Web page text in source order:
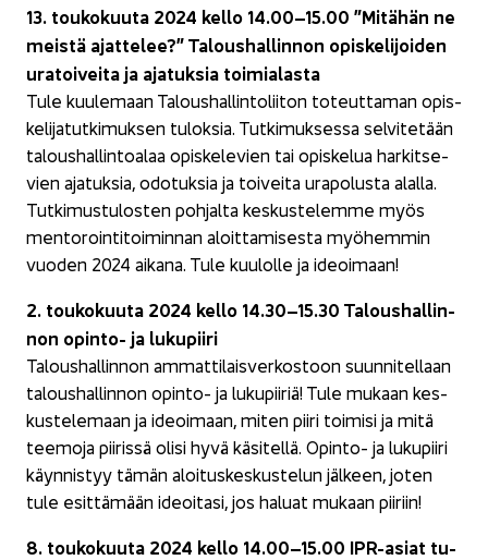
13. tou­ko­kuu­ta 2024 kello 14.00–15.00 ”Mi­tä­hän ne
meis­tä ajat­te­lee?” Ta­lous­hal­lin­non opis­ke­li­joi­den
ura­toi­vei­ta ja aja­tuk­sia toi­mia­las­ta
Tule kuu­le­maan Ta­lous­hal­lin­to­lii­ton to­teut­ta­man opis­
ke­li­ja­tut­ki­muk­sen tu­lok­sia. Tut­ki­muk­ses­sa sel­vi­te­tään
ta­lous­hal­lin­toa­laa opis­ke­le­vien tai opis­ke­lua har­kit­se­
vien aja­tuk­sia, odo­tuk­sia ja toi­vei­ta ura­po­lus­ta alal­la.
Tut­ki­mus­tu­los­ten poh­jal­ta kes­kus­te­lem­me myös
men­to­roin­ti­toi­min­nan aloit­ta­mi­ses­ta myö­hem­min
vuo­den 2024 ai­ka­na. Tule kuu­lol­le ja ideoi­maan!
2. tou­ko­kuu­ta 2024 kello 14.30–15.30 Ta­lous­hal­lin­
non opinto-​ ja lu­ku­pii­ri
Ta­lous­hal­lin­non am­mat­ti­lais­ver­kos­toon suun­ni­tel­laan
ta­lous­hal­lin­non opinto-​ ja lu­ku­pii­riä! Tule mu­kaan kes­
kus­te­le­maan ja ideoi­maan, miten piiri toi­mi­si ja mitä
tee­mo­ja pii­ris­sä olisi hyvä kä­si­tel­lä. Opinto-​ ja lu­ku­pii­ri
käyn­nis­tyy tämän aloi­tus­kes­kus­te­lun jäl­keen, joten
tule esit­tä­mään ideoi­ta­si, jos ha­luat mu­kaan pii­riin!
8. tou­ko­kuu­ta 2024 kello 14.00–15.00 IPR-​asiat tu­